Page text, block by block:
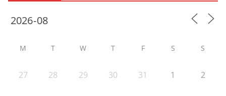
M T W T F S S
27 28 29 30 31 1 2